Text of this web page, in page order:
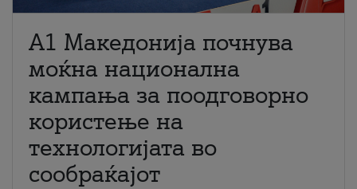
A1 Македонија почнува
моќна национална
кампања за поодговорно
користење на
технологијата во
сообраќајот